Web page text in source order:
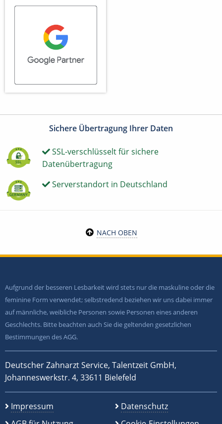
Sichere Übertragung Ihrer Daten
SSL-verschlüsselt für sichere
Datenübertragung
Serverstandort in Deutschland
NACH OBEN
Aufgrund der besseren Lesbarkeit wird stets nur die maskuline oder die
feminine Form verwendet; selbstredend beziehen wir uns dabei immer
auf männliche, weibliche Personen sowie Personen eines anderen
Geschlechts. Bitte beachten auch Sie die geltenden gesetzlichen
Bestimmungen des AGG.
Deutscher Zahnarzt Service, Talentzeit GmbH,
Johanneswerkstr. 4, 33611 Bielefeld
Impressum
Datenschutz